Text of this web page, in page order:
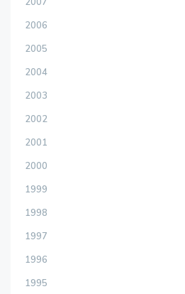
2006
2005
2004
2003
2002
2001
2000
1999
1998
1997
1996
1995